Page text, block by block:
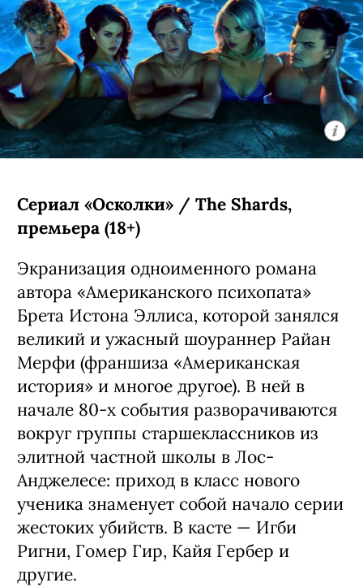
Сериал «Осколки» / The Shards,
премьера (18+)
Экранизация одноименного романа
автора «Американского психопата»
Брета Истона Эллиса, которой занялся
великий и ужасный шоураннер Райан
Мерфи (франшиза «Американская
история» и многое другое). В ней в
начале 80-х события разворачиваются
вокруг группы старшеклассников из
элитной частной школы в Лос-
Анджелесе: приход в класс нового
ученика знаменует собой начало серии
жестоких убийств. В касте — Игби
Ригни, Гомер Гир, Кайя Гербер и
другие.